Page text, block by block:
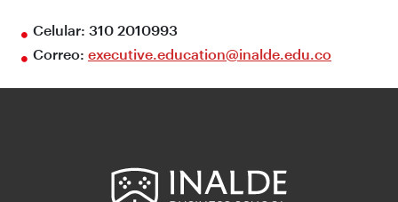
Celular: 310 2010993
Correo: executive.education@inalde.edu.co